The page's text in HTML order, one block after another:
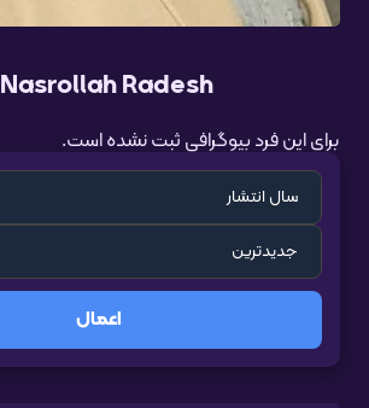
Nasrollah Radesh
برای این فرد بیوگرافی ثبت نشده است.
اعمال